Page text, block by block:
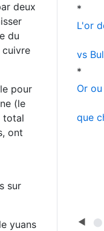
deux
du
cuivre
pour
(le
total
ont
sur
yuans
*
L'or
vs
*
Or
que
◀ ⬤